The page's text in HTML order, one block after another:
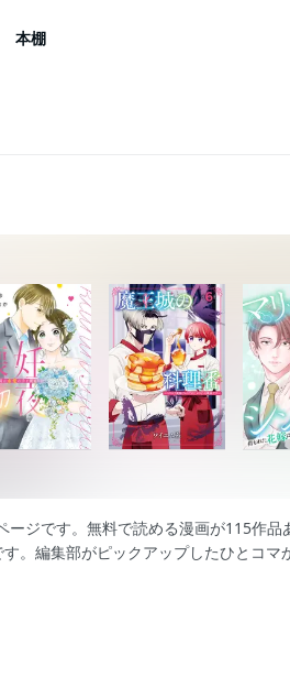
本棚
ジです。無料で読める漫画が115作
。編集部がピックアップしたひとコ